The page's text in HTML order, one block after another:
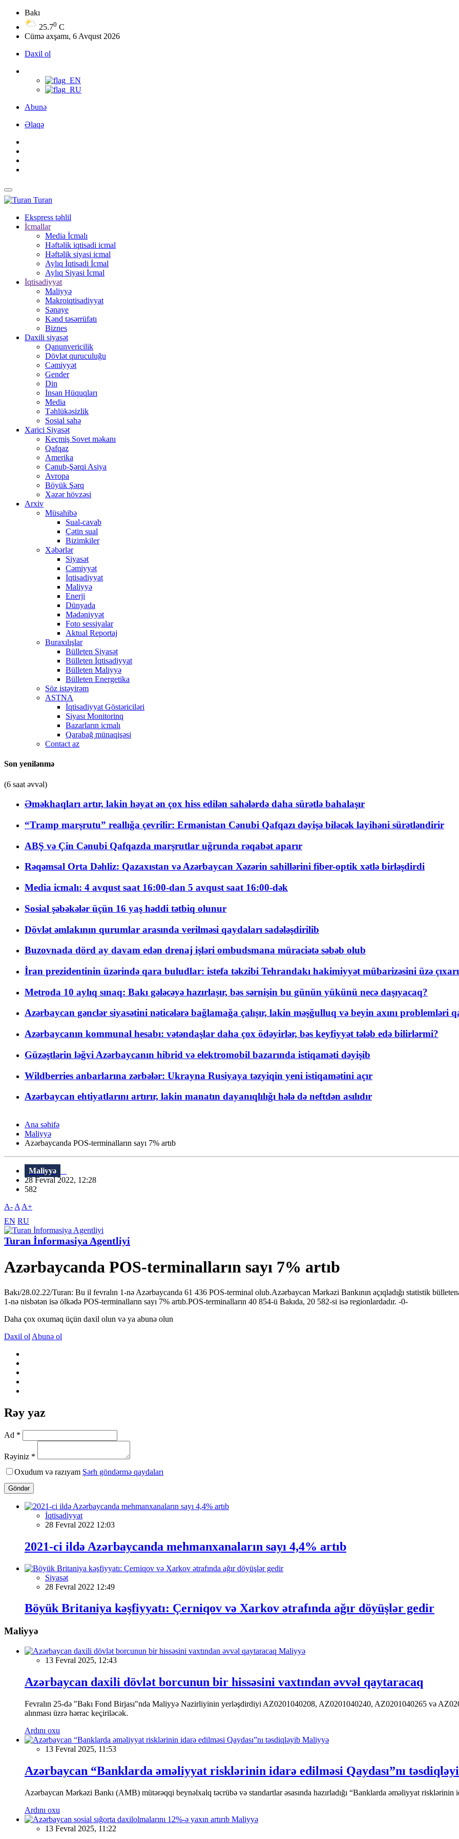
Bakı
25.70 C
Cümə axşamı, 6 Avqust 2026
Daxil ol
Abunə
Əlaqə
Turan
Ekspress təhlil
İcmallar
Media İcmalı
Həftəlik iqtisadi icmal
Həftəlik siyasi icmal
Aylıq İqtisadi İcmal
Aylıq Siyasi İcmal
İqtisadiyyat
Maliyyə
Makroiqtisadiyyat
Sənaye
Kənd təsərrüfatı
Biznes
Daxili siyasət
Qanunvericilik
Dövlət quruculuğu
Cəmiyyət
Gender
Din
İnsan Hüquqları
Media
Təhlükəsizlik
Sosial sahə
Xarici Siyasət
Keçmiş Sovet məkanı
Qafqaz
Amerika
Cənub-Şərqi Asiya
Avropa
Böyük Şərq
Xəzər hövzəsi
Arxiv
Müsahibə
Sual-cavab
Çətin sual
Bizimkiler
Xəbərlər
Siyasət
Cəmiyyət
İqtisadiyyat
Maliyyə
Enerji
Dünyada
Mədəniyyət
Foto sessiyalar
Aktual Reportaj
Buraxılışlar
Bülleten Siyasət
Bülleten İqtisadiyyat
Bülleten Maliyyə
Bülleten Energetika
Söz istəyirəm
ASTNA
İqtisadiyyat Göstəriciləri
Siyası Monitorinq
Bazarların icmalı
Qarabağ münaqişəsi
Contact az
Son yenilənmə
(6 saat əvvəl)
Əməkhaqları artır, lakin həyat ən çox hiss edilən sahələrdə daha sürətlə bahalaşır
“Tramp marşrutu” reallığa çevrilir: Ermənistan Cənubi Qafqazı dəyişə biləcək layihəni sürətləndirir
ABŞ və Çin Cənubi Qafqazda marşrutlar uğrunda rəqabət aparır
Rəqəmsal Orta Dəhliz: Qazaxıstan və Azərbaycan Xəzərin sahillərini fiber-optik xətlə birləşdirdi
Media icmalı: 4 avqust saat 16:00-dan 5 avqust saat 16:00-dək
Sosial şəbəkələr üçün 16 yaş həddi tətbiq olunur
Dövlət əmlakının qurumlar arasında verilməsi qaydaları sadələşdirilib
Buzovnada dörd ay davam edən drenaj işləri ombudsmana müraciətə səbəb olub
İran prezidentinin üzərində qara buludlar: istefa təkzibi Tehrandakı hakimiyyət mübarizəsini üzə
Metroda 10 aylıq sınaq: Bakı gələcəyə hazırlaşır, bəs sərnişin bu günün yükünü necə daşıyacaq?
Azərbaycan gənclər siyasətini nəticələrə bağlamağa çalışır, lakin məşğulluq və beyin axını problemləri
Azərbaycanın kommunal hesabı: vətəndaşlar daha çox ödəyirlər, bəs keyfiyyət tələb edə bilirlərmi?
Güzəştlərin ləğvi Azərbaycanın hibrid və elektromobil bazarında istiqaməti dəyişib
Wildberries anbarlarına zərbələr: Ukrayna Rusiyaya təzyiqin yeni istiqamətini açır
Azərbaycan ehtiyatlarını artırır, lakin manatın dayanıqlılığı hələ də neftdən asılıdır
Ana səhifə
Maliyyə
Azərbaycanda POS-terminalların sayı 7% artıb
Maliyyə
28 Fevral 2022, 12:28
582
A- A A+
EN RU
Turan İnformasiya Agentliyi
Azərbaycanda POS-terminalların sayı 7% artıb
Bakı/28.02.22/Turan: Bu il fevralın 1-nə Azərbaycanda 61 436 POS-terminal olub.Azərbaycan Mərkəzi Bankının açıqladığı statistik
1-nə nisbətən isə ölkədə POS-terminalların sayı 7% artıb.POS-terminalların 40 854-ü Bakıda, 20 582-si isə regionlardadır. -0-
Daha çox oxumaq üçün daxil olun və ya abunə olun
Daxil ol Abunə ol
Rəy yaz
Ad *
Rəyiniz *
Oxudum və razıyam Şərh göndərmə qaydaları
Göndər
İqtisadiyyat
28 Fevral 2022 12:03
2021-ci ildə Azərbaycanda mehmanxanaların sayı 4,4% artıb
Siyasət
28 Fevral 2022 12:49
Böyük Britaniya kəşfiyyatı: Çerniqov və Xarkov ətrafında ağır döyüşlər gedir
Maliyyə
Maliyyə
13 Fevral 2025, 12:43
Azərbaycan daxili dövlət borcunun bir hissəsini vaxtından əvvəl qaytaracaq
Fevralın 25-də "Bakı Fond Birjası"nda Maliyyə Nazirliyinin yerləşdirdiyi AZ0201040208, AZ0201040240, AZ0201040265 və
alınması üzrə hərrac keçiriləcək.
Ardını oxu
Maliyyə
13 Fevral 2025, 11:53
Azərbaycan “Banklarda əməliyyat risklərinin idarə edilməsi Qaydası”nı
Azərbaycan Mərkəzi Bankı (AMB) mütərəqqi beynəlxalq təcrübə və standartlar əsasında hazırladığı “Banklarda əməliyyat risklərinin
Ardını oxu
Maliyyə
13 Fevral 2025, 11:22